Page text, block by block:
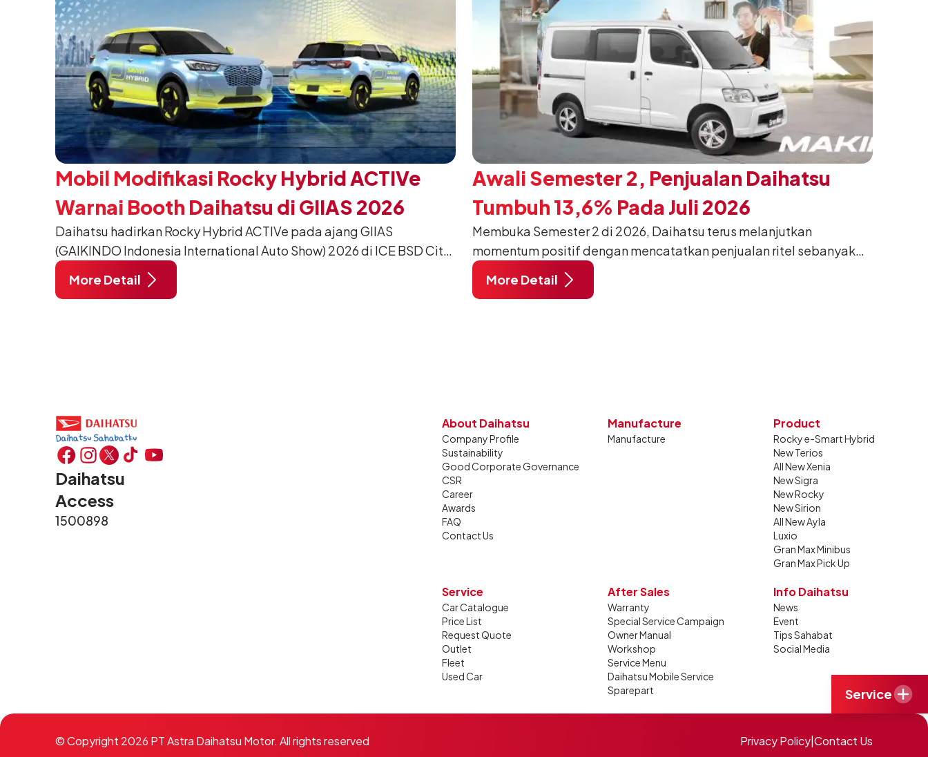
Mobil Modifikasi Rocky Hybrid ACTIVe
Warnai Booth Daihatsu di GIIAS 2026
Daihatsu hadirkan Rocky Hybrid ACTIVe pada ajang GIIAS
(GAIKINDO Indonesia International Auto Show) 2026 di ICE BSD City,
Tangerang. Terdapat 2 unit Rocky Hybrid yang dimodifikasi untuk
menghadirkan sarana inspirasi bagi pengunjung mendukung gaya
More Detail
Awali Semester 2, Penjualan Daihatsu
Tumbuh 13,6% Pada Juli 2026
Membuka Semester 2 di 2026, Daihatsu terus melanjutkan
momentum positif dengan mencatatkan penjualan ritel sebanyak
12.750 unit pada Juli 2026. Capaian tersebut tumbuh 13,6%
dibandingkan periode yang sama tahun lalu sebanyak 11.220 unit,
More Detail
Daihatsu
Access
1500898
About Daihatsu
Company Profile
Sustainability
Good Corporate Governance
CSR
Career
Awards
FAQ
Contact Us
Manufacture
Manufacture
Product
Rocky e-Smart Hybrid
New Terios
All New Xenia
New Sigra
New Rocky
New Sirion
All New Ayla
Luxio
Gran Max Minibus
Gran Max Pick Up
Service
Car Catalogue
Price List
Request Quote
Outlet
Fleet
Used Car
After Sales
Warranty
Special Service Campaign
Owner Manual
Workshop
Service Menu
Daihatsu Mobile Service
Sparepart
Info Daihatsu
News
Event
Tips Sahabat
Social Media
© Copyright 2026 PT Astra Daihatsu Motor. All rights reserved Privacy Policy|Contact Us
Service